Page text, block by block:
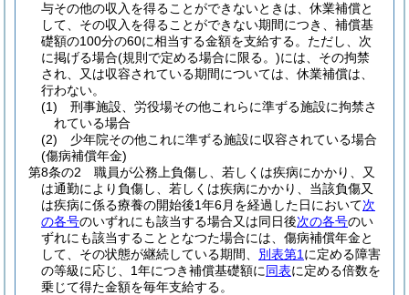
与その他の収入を得ることができないときは、休業補償と
して、その収入を得ることができない期間につき、補償基
礎額の100分の60に相当する金額を支給する。 ただし、次
に掲げる場合(規則で定める場合に限る。)には、その拘禁
され、又は収容されている期間については、休業補償は、
行わない。
(1)
刑事施設、労役場その他これらに準ずる施設に拘禁さ
れている場合
(2)
少年院その他これに準ずる施設に収容されている場合
(傷病補償年金)
第8条の2
職員が公務上負傷し、若しくは疾病にかかり、又
は通勤により負傷し、若しくは疾病にかかり、当該負傷又
は疾病に係る療養の開始後1年6月を経過した日において次
の各号のいずれにも該当する場合又は同日後次の各号のい
ずれにも該当することとなつた場合には、傷病補償年金と
して、その状態が継続している期間、 別表第1 に定める障害
の等級に応じ、1年につき補償基礎額に同表に定める倍数を
乗じて得た金額を毎年支給する。